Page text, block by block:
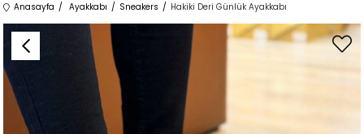
Anasayfa Ayakkabı Sneakers Hakiki Deri Günlük Ayakkabı